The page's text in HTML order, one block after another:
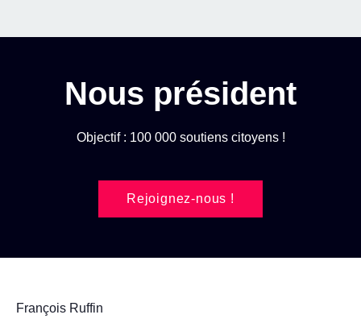
Nous président
Objectif : 100 000 soutiens citoyens !
Rejoignez-nous !
François Ruffin